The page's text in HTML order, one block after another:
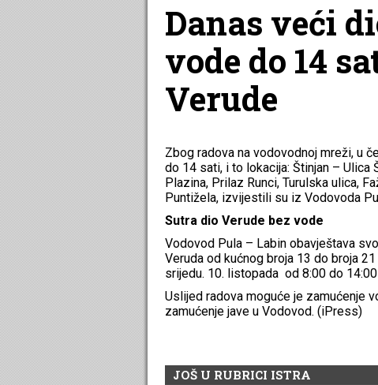
Danas veći
vode do 14
Verude
Zbog radova na vodovodnoj mreži, u
do 14 sati, i to lokacija: Štinjan – Ulica
Plazina, Prilaz Runci, Turulska ulica,
Puntižela, izvijestili su iz Vodovoda
Sutra dio Verude bez vode
Vodovod Pula – Labin obavještava
Veruda od kućnog broja 13 do broja
srijedu. 10. listopada od 8:00 do
Uslijed radova moguće je zamućenje
zamućenje jave u Vodovod. (iPress)
JOŠ U RUBRICI ISTRA